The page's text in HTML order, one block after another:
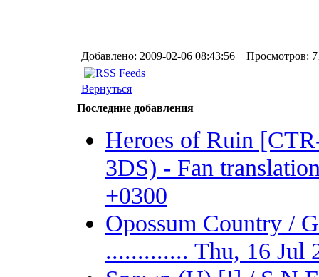
Добавлено: 2009-02-06 08:43:56 Просмотров:
Вернуться
Последние добавления
Heroes of Ruin
3DS) - Fan
+0300
Opossum Country /
............. Thu, 16 Jul